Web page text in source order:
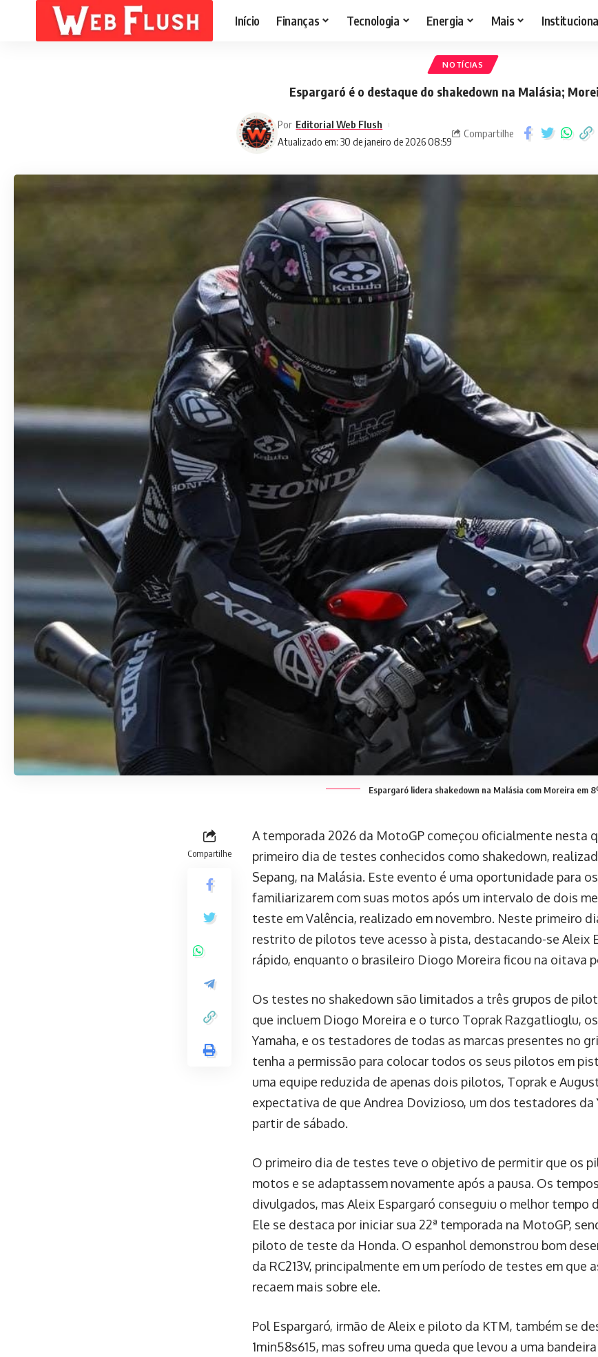
Início Finanças Tecnologia Energia Mais
NOTÍCIAS
Espargaró é o destaque do shakedown na Malásia;
Atualizado em: 30 de janeiro de 2026 08:59
Por Editorial Web Flush
Compartilhe
Espargaró lidera shakedown na Malásia com Moreira em
Compartilhe
A temporada 2026 da MotoGP começou oficialmente nesta
primeiro dia de testes conhecidos como shakedown,
Sepang, na Malásia. Este evento é uma oportunidade para
familiarizarem com suas motos após um intervalo de dois
teste em Valência, realizado em novembro. Neste primeiro
restrito de pilotos teve acesso à pista, destacando-se Aleix
rápido, enquanto o brasileiro Diogo Moreira ficou na oitava
Os testes no shakedown são limitados a três grupos de
que incluem Diogo Moreira e o turco Toprak Razgatlioglu,
Yamaha, e os testadores de todas as marcas presentes no
tenha a permissão para colocar todos os seus pilotos em
uma equipe reduzida de apenas dois pilotos, Toprak e
expectativa de que Andrea Dovizioso, um dos testadores da
partir de sábado.
O primeiro dia de testes teve o objetivo de permitir que os
motos e se adaptassem novamente após a pausa. Os
divulgados, mas Aleix Espargaró conseguiu o melhor tempo
Ele se destaca por iniciar sua 22ª temporada na MotoGP,
piloto de teste da Honda. O espanhol demonstrou bom
da RC213V, principalmente em um período de testes em que
recaem mais sobre ele.
Pol Espargaró, irmão de Aleix e piloto da KTM, também se
1min58s615, mas sofreu uma queda que levou a uma